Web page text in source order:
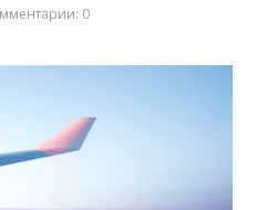
0